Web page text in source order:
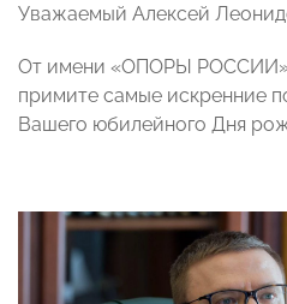
Уважаемый Алексей
От имени «ОПОРЫ РОССИИ»
примите самые искренние
Вашего юбилейного Дня